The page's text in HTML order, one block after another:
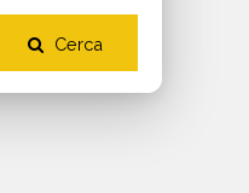
Cerca